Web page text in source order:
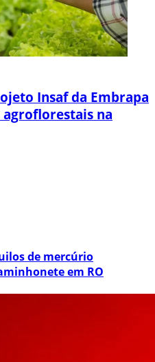
Insaf da Embrapa
na
de mercúrio
em RO